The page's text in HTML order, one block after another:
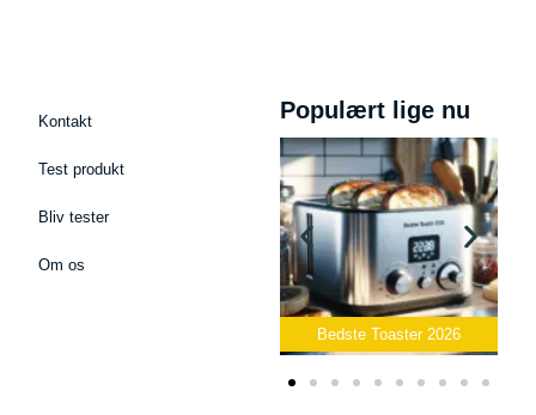
Kontakt
Test produkt
Bliv tester
Om os
Populært lige nu
Bedste Toaster 2026